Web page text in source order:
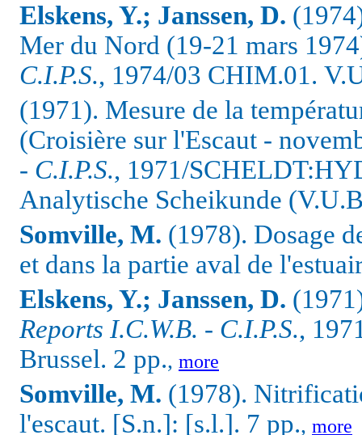
Elskens, Y.; Janssen, D.
Mer du Nord (19-21 mars
C.I.P.S., 1974/03 CHIM.01.
(1971). Mesure de la
(Croisière sur l'Escaut -
- C.I.P.S., 1971/
Analytische Scheikunde
Somville, M. (1978). Dosage
et dans la partie aval de
Elskens, Y.; Janssen, D.
Reports I.C.W.B. - C.I.P.S.,
Brussel. 2 pp., more
Somville, M. (1978).
l'escaut. [S.n.]: [s.l.]. 7 pp., more